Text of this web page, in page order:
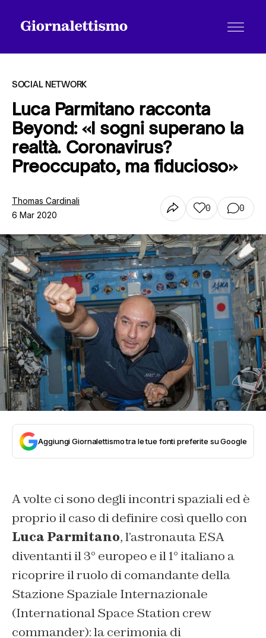
Tutti gli articoli
SOCIAL NETWORK
Luca Parmitano racconta
Beyond: «I sogni superano la
realtà. Coronavirus?
Preoccupato, ma fiducioso»
Thomas Cardinali
6 Mar 2020
0 0
Aggiungi Giornalettismo tra le tue fonti preferite su Google
A volte ci sono degli incontri spaziali ed è
proprio il caso di definire così quello con
Luca Parmitano, l’astronauta ESA
diventanti il 3° europeo e il 1° italiano a
ricoprire il ruolo di comandante della
Stazione Spaziale Internazionale
(International Space Station crew
commander): la cerimonia di